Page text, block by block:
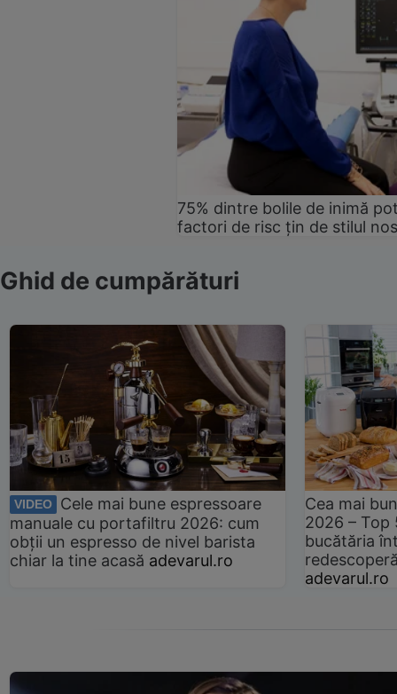
75% dintre bolile de inimă
factori de risc țin de stilul
Ghid de cumpărături
VIDEO
Cele mai bune espressoare
manuale cu portafiltru 2026: cum
obții un espresso de nivel barista
chiar la tine acasă adevarul.ro
Cea mai
2026 –
bucătăria
adevarul.ro